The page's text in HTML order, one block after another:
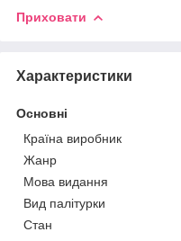
Приховати
Характеристики
Основні
Країна виробник
Жанр
Мова видання
Вид палітурки
Стан